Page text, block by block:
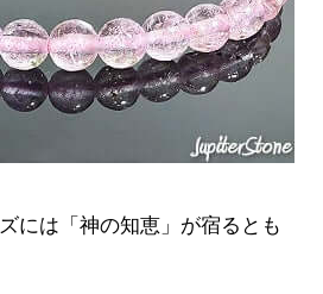
には「神の知恵」が宿るとも